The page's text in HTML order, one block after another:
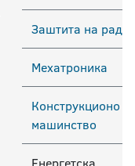
Заштита на раду
Мехатроника
Конструкционо
машинство